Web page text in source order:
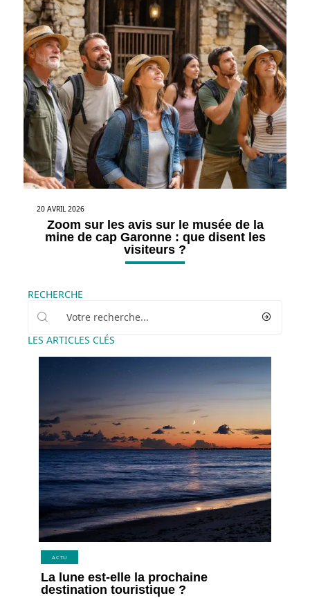
20 AVRIL 2026
Zoom sur les avis sur le musée de la
mine de cap Garonne : que disent les
visiteurs ?
RECHERCHE
LES ARTICLES CLÉS
ACTU
La lune est-elle la prochaine
destination touristique ?